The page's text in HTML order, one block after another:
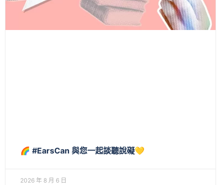
🌈 #EarsCan 與您一起談聽說礙💛
2026 年 8 月 6 日